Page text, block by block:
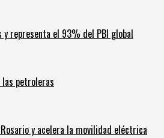
representa el 93% del PBI global
las petroleras
y acelera la movilidad eléctrica